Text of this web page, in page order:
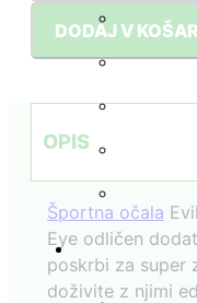
očala
Evil
/
FUSOR
1500
količina
DODAJ V
OPIS
Športna očala
Eye odličen
poskrbi za super
doživite z njimi